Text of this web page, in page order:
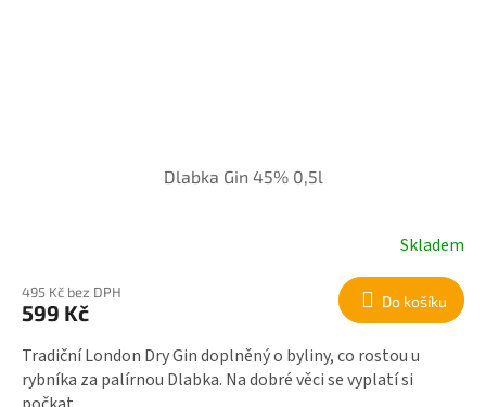
Dlabka Gin 45% 0,5l
Skladem
495 Kč bez DPH
599 Kč Do košíku
Tradiční London Dry Gin doplněný o byliny, co rostou u
rybníka za palírnou Dlabka. Na dobré věci se vyplatí si